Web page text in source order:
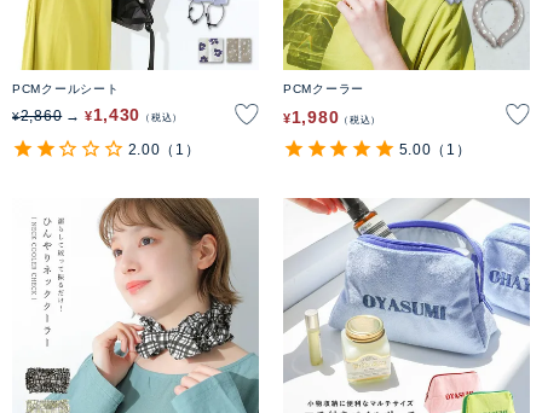
PCMクールシート
¥2,860 ¥1,430 税込
2.00 （1）
PCMクーラー
¥1,980 税込
5.00 （1）